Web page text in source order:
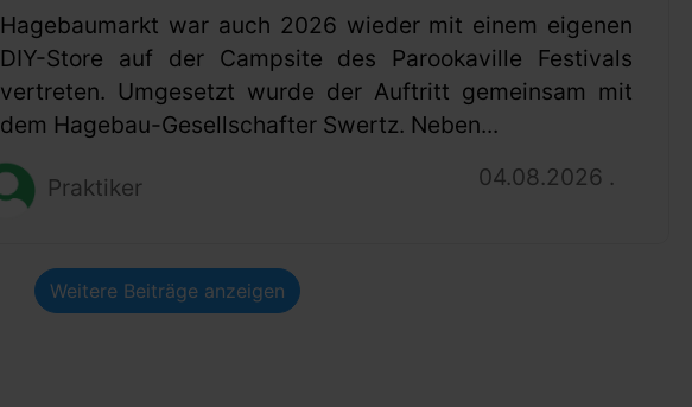
Hagebaumarkt war auch 2026 wieder mit einem eigenen
DIY-Store auf der Campsite des Parookaville Festivals
vertreten. Umgesetzt wurde der Auftritt gemeinsam mit
dem Hagebau-Gesellschafter Swertz. Neben...
Praktiker 04.08.2026 .
Weitere Beiträge anzeigen